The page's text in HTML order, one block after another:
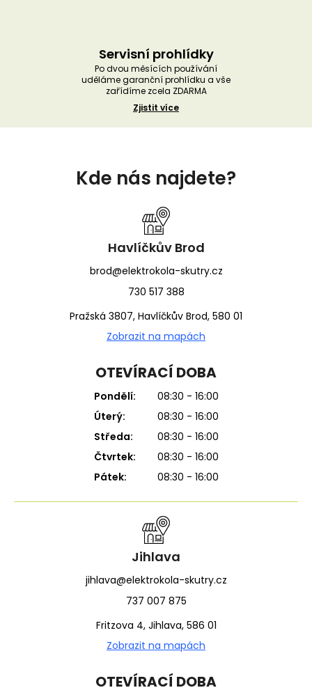
Servisní prohlídky
Po dvou měsících používání
uděláme garanční prohlídku a vše
zařídíme zcela ZDARMA
Zjistit více
Kde nás najdete?
Havlíčkův Brod
brod@elektrokola-skutry.cz
730 517 388
Pražská 3807, Havlíčkův Brod, 580 01
Zobrazit na mapách
OTEVÍRACÍ DOBA
Pondělí:
08:30 - 16:00
Úterý:
08:30 - 16:00
Středa:
08:30 - 16:00
Čtvrtek:
08:30 - 16:00
Pátek:
08:30 - 16:00
Jihlava
jihlava@elektrokola-skutry.cz
737 007 875
Fritzova 4, Jihlava, 586 01
Zobrazit na mapách
OTEVÍRACÍ DOBA